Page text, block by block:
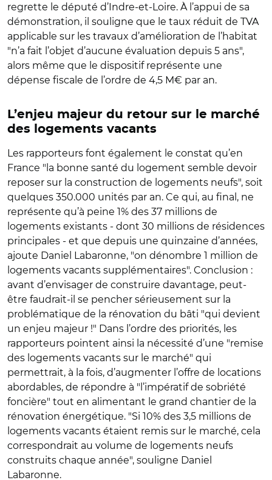
regrette le député d’Indre-et-Loire. À l’appui de sa
démonstration, il souligne que le taux réduit de TVA
applicable sur les travaux d’amélioration de l’habitat
"n’a fait l’objet d’aucune évaluation depuis 5 ans",
alors même que le dispositif représente une
dépense fiscale de l’ordre de 4,5 M€ par an.
L’enjeu majeur du retour sur le marché
des logements vacants
Les rapporteurs font également le constat qu’en
France "la bonne santé du logement semble devoir
reposer sur la construction de logements neufs", soit
quelques 350.000 unités par an. Ce qui, au final, ne
représente qu’à peine 1% des 37 millions de
logements existants - dont 30 millions de résidences
principales - et que depuis une quinzaine d’années,
ajoute Daniel Labaronne, "on dénombre 1 million de
logements vacants supplémentaires". Conclusion :
avant d’envisager de construire davantage, peut-
être faudrait-il se pencher sérieusement sur la
problématique de la rénovation du bâti "qui devient
un enjeu majeur !" Dans l’ordre des priorités, les
rapporteurs pointent ainsi la nécessité d’une "remise
des logements vacants sur le marché" qui
permettrait, à la fois, d’augmenter l’offre de locations
abordables, de répondre à "l’impératif de sobriété
foncière" tout en alimentant le grand chantier de la
rénovation énergétique. "Si 10% des 3,5 millions de
logements vacants étaient remis sur le marché, cela
correspondrait au volume de logements neufs
construits chaque année", souligne Daniel
Labaronne.